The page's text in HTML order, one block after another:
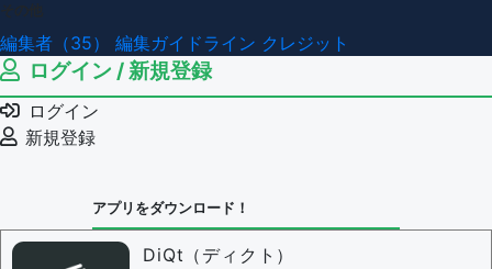
編集者（35） 編集ガイドライン クレジット
ログイン / 新規登録
ログイン
新規登録
アプリをダウンロード！
DiQt（ディクト）